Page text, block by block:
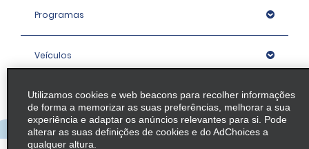
Programas
Veículos
Agências
Empresa
Utilizamos cookies e web beacons para recolher informações
de forma a memorizar as suas preferências, melhorar a sua
experiência e adaptar os anúncios relevantes para si. Pode
alterar as suas definições de cookies e do AdChoices a
qualquer altura.